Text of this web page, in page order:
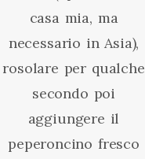
casa mia, ma
necessario in Asia),
rosolare per qualche
secondo poi
aggiungere il
peperoncino fresco